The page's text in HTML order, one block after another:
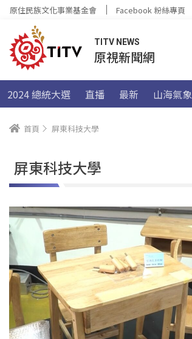
原住民族文化事業基金會 Facebook 粉絲專頁
TITV NEWS
原視新聞網
2024 總統大選 直播 最新 山海氣象
首頁 屏東科技大學
屏東科技大學